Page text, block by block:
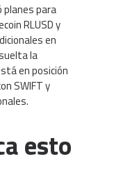
planes para
RLUSD y
en
la
en posición
SWIFT y
esto